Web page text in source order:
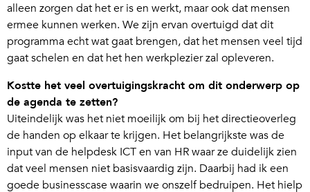
alleen zorgen dat het er is en werkt, maar ook dat mensen
ermee kunnen werken. We zijn ervan overtuigd dat dit
programma echt wat gaat brengen, dat het mensen veel tijd
gaat schelen en dat het hen werkplezier zal opleveren.
Kostte het veel overtuigingskracht om dit onderwerp op
de agenda te zetten?
Uiteindelijk was het niet moeilijk om bij het directieoverleg
de handen op elkaar te krijgen. Het belangrijkste was de
input van de helpdesk ICT en van HR waar ze duidelijk zien
dat veel mensen niet basisvaardig zijn. Daarbij had ik een
goede businesscase waarin we onszelf bedruipen. Het hielp